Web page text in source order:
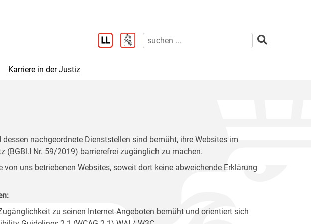
Karriere in der Justiz
nachgeordnete Dienststellen sind bemüht, ihre Websites im
(BGBl.I Nr. 59/2019) barrierefrei zugänglich zu machen.
uns betriebenen Websites, soweit dort keine abweichende Erklärung
zu seinen Internet-Angeboten bemüht und orientiert sich